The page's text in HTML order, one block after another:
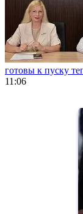
готовы к пуску
11:06
https://